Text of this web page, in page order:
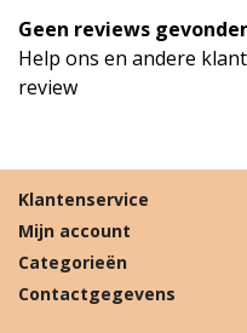
Geen reviews
Help ons en andere
review
Klantenservice
Mijn account
Categorieën
Contactgegevens